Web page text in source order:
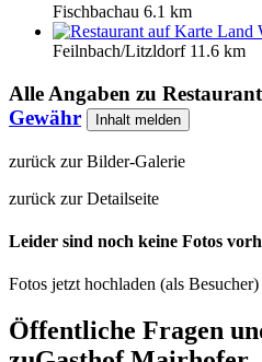
Fischbachau 6.1 km
Land
Feilnbach/Litzldorf 11.6 km
Alle Angaben zu
Gewähr
Inhalt melden
zurück zur Bilder-Galerie
zurück zur Detailseite
Leider sind noch keine Fotos
Fotos jetzt hochladen (als Besucher)
Öffentliche Fragen